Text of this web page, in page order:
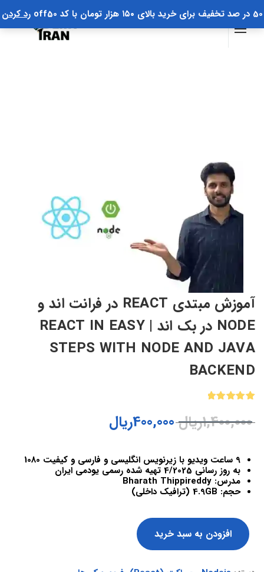
50 در صد تخفیف برای خرید بالای ۱۵۰ هزار تومان با کد off50 رد کردن
آموزش مبتدی REACT در فرانت اند و
NODE در بک اند | REACT IN EASY
STEPS WITH NODE AND JAVA
BACKEND
از 5
در
1,400,000ریال 400,000ریال
9 ساعت ویدیو با زیرنویس انگلیسی و فارسی و کیفیت 1080
به روز رسانی 4/2025 تهیه شده رسمی یودمی ایران
مدرس: Bharath Thippireddy
حجم: 4.9GB (ترافیک داخلی)
افزودن به سبد خرید